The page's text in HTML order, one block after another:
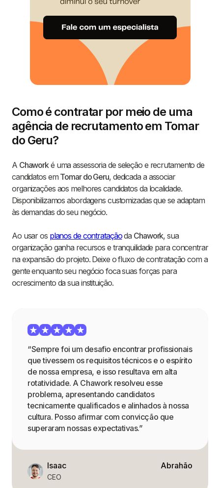
Como é contratar por meio de uma
agência de recrutamento em Tomar
do Geru?
A Chaworké uma assessoria de seleção e recrutamento de
candidatos em Tomar do Geru, dedicada a associar
organizações aos melhores candidatos da localidade.
Disponibilizamos abordagens customizadas que se adaptam
às demandas do seu negócio.
Ao usar os planos de contrataçãoda Chawork, sua
organização ganha recursos e tranquilidade para concentrar
na expansão do projeto. Deixe o fluxo de contratação com a
gente enquanto seu negócio foca suas forças para
ocrescimento da sua instituição.
“Sempre foi um desafio encontrar profissionais
que tivessem os requisitos técnicos e o espírito
de nossa empresa, e isso resultava em alta
rotatividade. A Chawork resolveu esse
problema, apresentando candidatos
tecnicamente qualificados e alinhados à nossa
cultura. Posso afirmar com convicção que
superaram nossas expectativas.”
Isaac
CEO
Abrahão